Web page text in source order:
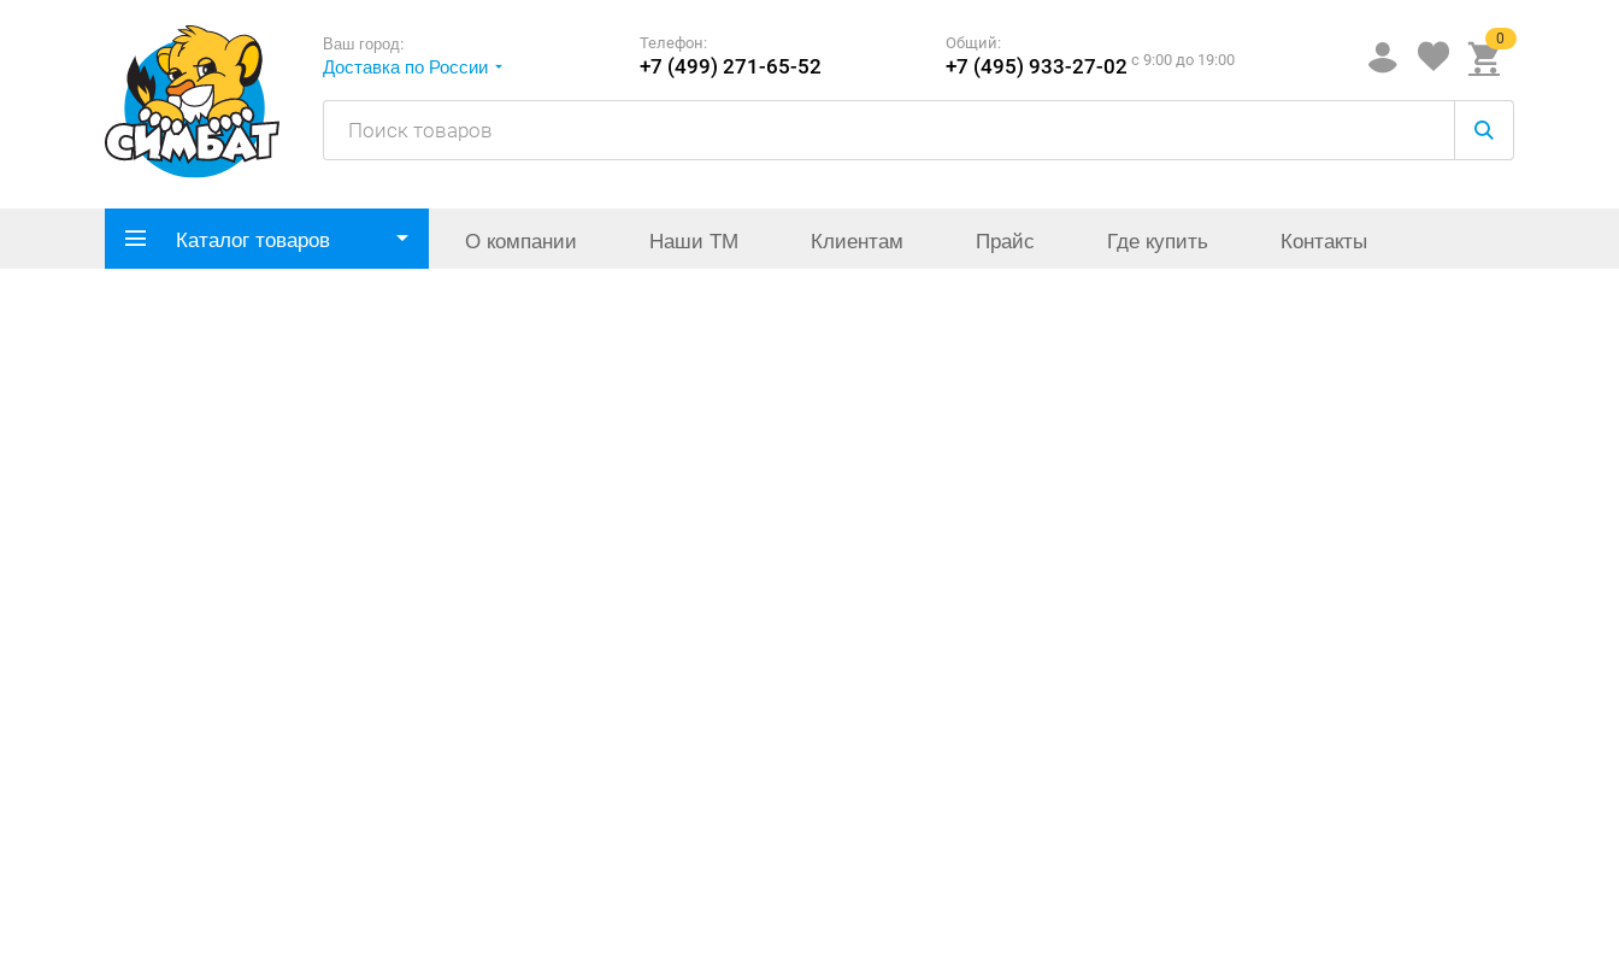
Ваш город:
Доставка по России
Телефон:
+7 (499) 271-65-52
Общий:
+7 (495) 933-27-02 c 9:00 до 19:00
0
Каталог товаров О компании Наши ТМ Клиентам Прайс Где купить Контакты